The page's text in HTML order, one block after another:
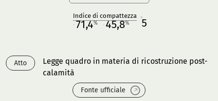
Indice di compattezza
71,4% 45,8% 5
Atto
Legge quadro in materia di ricostruzione post-
calamità
Fonte ufficiale